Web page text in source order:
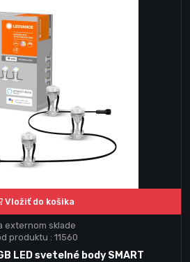
Vložiť do košika
externom sklade
produktu : 11560
LED svetelné body SMART